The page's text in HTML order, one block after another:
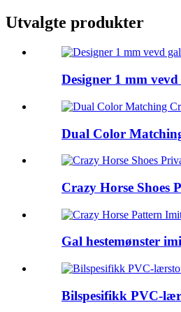
Utvalgte produkter
Designer 1 mm
Dual Color
Crazy Horse Shoes
Gal hestemønster
Bilspesifikk PVC-